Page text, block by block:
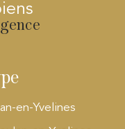
en-Yvelines